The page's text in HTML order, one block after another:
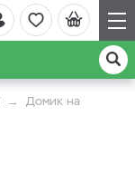
Домик на